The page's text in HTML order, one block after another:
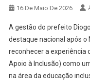
16 De Maio De 2026
A gestão do prefeito
destaque nacional após o
reconhecer a experiência
Apoio à Inclusão) como
na área da educação